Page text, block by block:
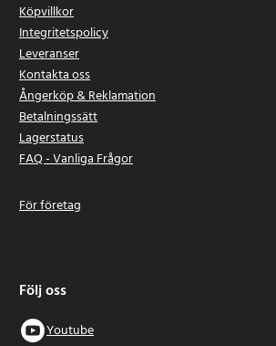
Köpvillkor
Integritetspolicy
Leveranser
Kontakta oss
Ångerköp & Reklamation
Betalningssätt
Lagerstatus
FAQ - Vanliga Frågor
För företag
Följ oss
Youtube